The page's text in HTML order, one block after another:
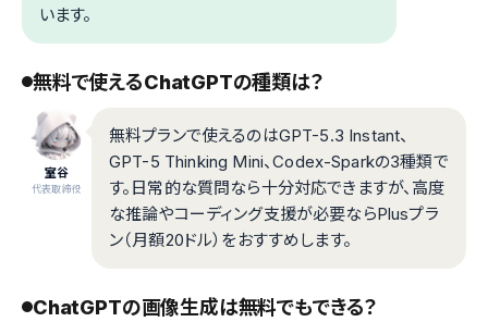
います。
無料で使えるChatGPTの種類は？
室谷
代表取締役
無料プランで使えるのはGPT-5.3 Instant、
GPT-5 Thinking Mini、Codex-Sparkの3種類で
す。日常的な質問なら十分対応できますが、高度
な推論やコーディング支援が必要ならPlusプラ
ン（月額20ドル）をおすすめします。
ChatGPTの画像生成は無料でもできる？